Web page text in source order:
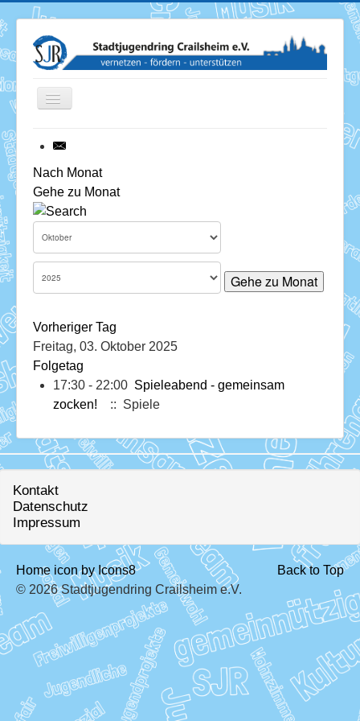
Toggle
News
Termine
Über uns
Services
Download
Ausleihe
Nach Monat
Gehe zu Monat
Gehe zu Monat
Vorheriger Tag
Freitag, 03. Oktober 2025
Folgetag
17:30 - 22:00 Spieleabend - gemeinsam
zocken!
:: Spiele
Kontakt
Datenschutz
Impressum
Home icon by Icons8
Back to Top
© 2026 Stadtjugendring Crailsheim e.V.